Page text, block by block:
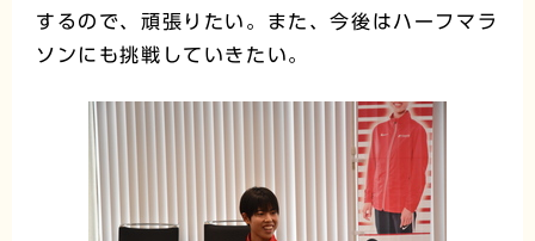
するので、頑張りたい。また、今後はハーフマラ
ソンにも挑戦していきたい。